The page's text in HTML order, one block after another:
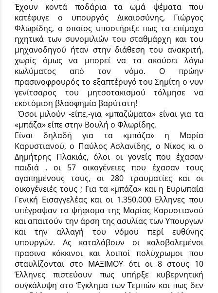
Έχουν κοντά ποδάρια τα ωμά ψέματα που
κατέφυγε ο υπουργός Δικαιοσύνης, Γιώργος
Φλωρίδης, ο οποίος υποστήριξε πως τα επίμαχα
ηχητικά των συνομιλιών του σταθμάρχη και του
μηχανοδηγού ήταν στην διάθεση του ανακριτή,
χωρίς όμως να μπορεί να τα ακούσει λόγω
κωλύματος από τον νόμο. Ο πρώην
πρασινοφρουρός το εξαπτέρυγό του Σημίτη ο νυν
γενίτσαρος του μητσοτακισμού τόλμησε να
εκστόμιση βλασφημία βαρύτατη!
Όσοι μιλούν -είπε,-για «μπαζώματα» είναι για τα
«μπάζα» είπε στην Βουλή ο Φλωρίδης.
Είναι δηλαδή για τα «μπάζα» η Μαρία
Καρυστιανού, ο Παύλος Ασλανίδης, ο Νίκος κι ο
Δημήτρης Πλακιάς, όλοι οι γονείς που έχασαν
παιδιά , οι 57 οικογένειες που έχασαν τους
αγαπημένους τους, οι 280 τραυματίες και οι
οικογένειές τους ; Για τα «μπάζα» και η Ευρωπαία
Γενική Εισαγγελέας και οι 1.350.000 Ελληνες που
υπέγραψαν το ψήφισμα της Μαρίας Καρυστιανού
και απαιτούν την άρση της ασυλίας των Υπουργων
και την αλλαγή του νόμου περί ευθύνης
υπουργών. Ας καταλάβουν οι καλοβολεμένοι
πρασινο κόκκινοι και λοιποί πολύχρωμοι που
σταυλίζονται στο ΜΑΞΙΜΟΥ ότι οι 8 στους 10
Έλληνες πιστεύουν πως υπήρξε κυβερνητική
συγκάλυψη στο Έγκλημα των Τεμπών και πως δεν